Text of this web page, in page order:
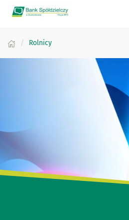
Rolnicy
Zapoznaj się z